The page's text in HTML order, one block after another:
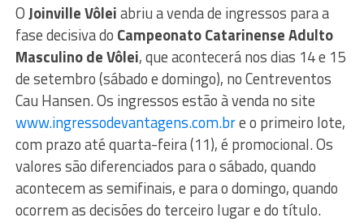
OJoinville Vôleiabriu a venda de ingressos para a
fase decisiva do Campeonato Catarinense Adulto
Masculino de Vôlei, que acontecerá nos dias 14 e 15
de setembro (sábado e domingo), no Centreventos
Cau Hansen. Os ingressos estão à venda no site
www.ingressodevantagens.com.bre o primeiro lote,
com prazo até quarta-feira (11), é promocional. Os
valores são diferenciados para o sábado, quando
acontecem as semifinais, e para o domingo, quando
ocorrem as decisões do terceiro lugar e do título.